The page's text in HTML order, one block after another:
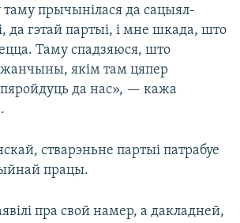
прычынілася да сацыял-
да гэтай партыі, і мне шкада, што
Таму спадзяюся, што
якім там цяпер
да нас», — кажа
стварэньне партыі патрабуе
працы.
пра свой намер, а дакладней,